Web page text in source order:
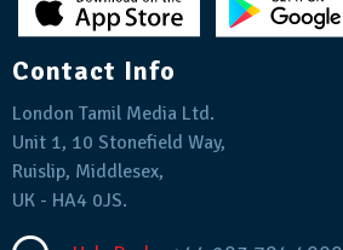
Contact Info
London Tamil Media Ltd.
Unit 1, 10 Stonefield Way,
Ruislip, Middlesex,
UK - HA4 0JS.